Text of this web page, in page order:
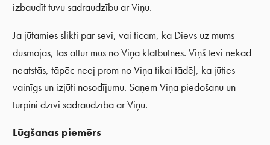
izbaudīt tuvu sadraudzību ar Viņu.
Ja jūtamies slikti par sevi, vai ticam, ka Dievs uz mums
dusmojas, tas attur mūs no Viņa klātbūtnes. Viņš tevi nekad
neatstās, tāpēc neej prom no Viņa tikai tādēļ, ka jūties
vainīgs un izjūti nosodījumu. Saņem Viņa piedošanu un
turpini dzīvi sadraudzībā ar Viņu.
Lūgšanas piemērs